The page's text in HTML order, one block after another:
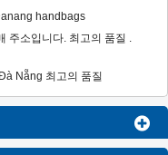
handbags
주소입니다. 최고의 품질 .
Nẵng 최고의 품질